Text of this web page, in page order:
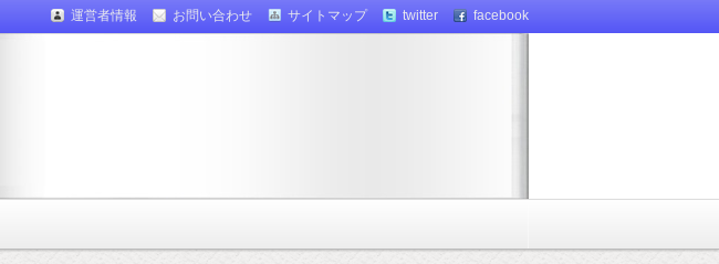
運営者情報 お問い合わせ サイトマップ twitter facebook